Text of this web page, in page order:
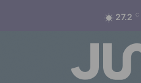
27.2 C